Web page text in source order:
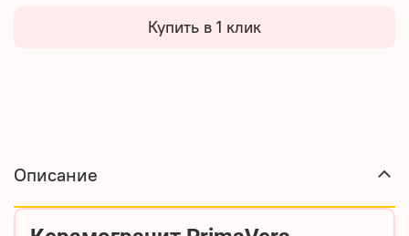
Купить в 1 клик
Описание